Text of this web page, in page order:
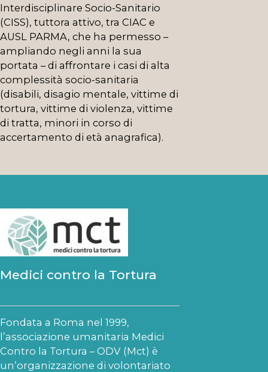
Interdisciplinare Socio-Sanitario
(CISS), tuttora attivo, tra CIAC e
AUSL PARMA, che ha permesso –
ampliando negli anni la sua
portata – di affrontare i casi di alta
complessità socio-sanitaria
(disabili, disagio mentale, vittime di
tortura, vittime di violenza, vittime
di tratta, minori in corso di
accertamento di età anagrafica).
Medici contro la Tortura
Fondata a Roma nel 1999,
l’associazione umanitaria Medici
Contro la Tortura – ODV (Mct) è
un’organizzazione di volontariato